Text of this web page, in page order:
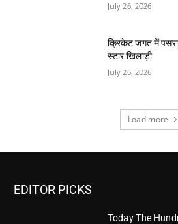
July 26, 2026
क्रिकेट जगत में पसरा
स्टार खिलाड़ी
July 26, 2026
Load more
EDITOR PICKS
Today The